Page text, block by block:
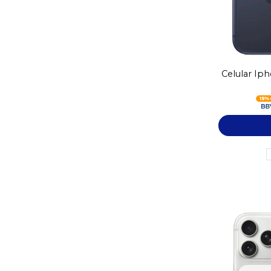
Celular